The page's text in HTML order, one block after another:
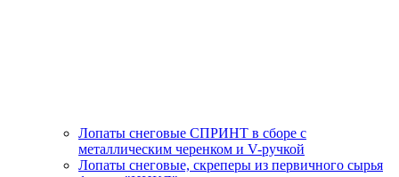
Лопаты снеговые СПРИНТ в сборе с
металлическим черенком и V-ручкой
Лопаты снеговые, скреперы из первичного сырья